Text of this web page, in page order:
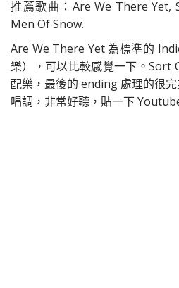
推薦歌曲：Are We There Yet,
Men Of Snow.
Are We There Yet 為標準的
樂），可以比較感覺一下。Sort
配樂，最後的 ending 處理的很
唱調，非常好聽，貼一下